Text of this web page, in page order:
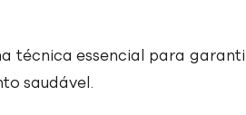
técnica essencial para
saudável.